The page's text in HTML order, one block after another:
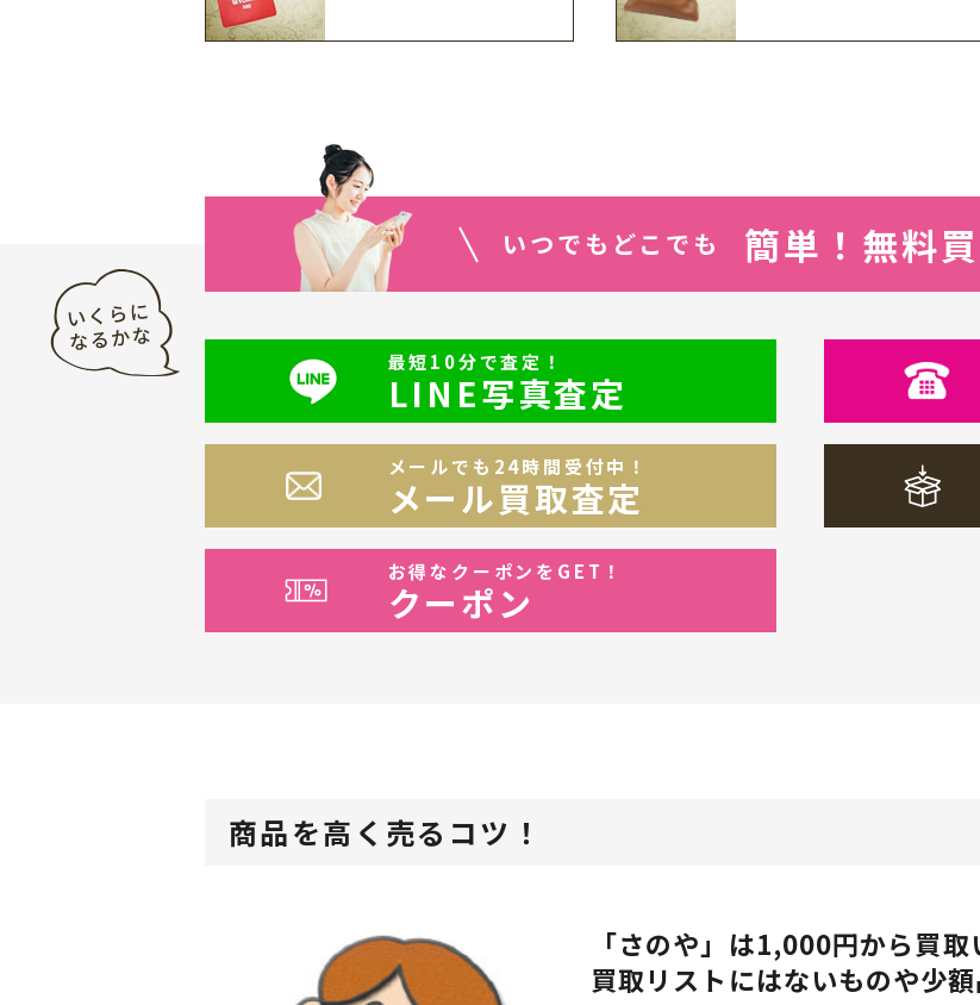
いつでもどこでも 簡単！無料
最短10分で査定！
LINE写真査定
メールでも24時間受付中！
メール買取査定
お得なクーポンをGET！
クーポン
商品を高く売るコツ！
「さのや」は1,000円から買取
買取リストにはないものや少